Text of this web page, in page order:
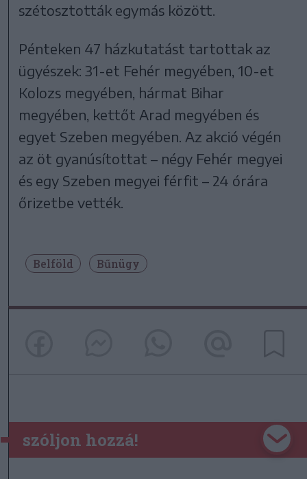
szétosztották egymás között.
Pénteken 47 házkutatást tartottak az
ügyészek: 31-et Fehér megyében, 10-et
Kolozs megyében, hármat Bihar
megyében, kettőt Arad megyében és
egyet Szeben megyében. Az akció végén
az öt gyanúsítottat – négy Fehér megyei
és egy Szeben megyei férfit – 24 órára
őrizetbe vették.
Belföld Bűnügy
szóljon hozzá!